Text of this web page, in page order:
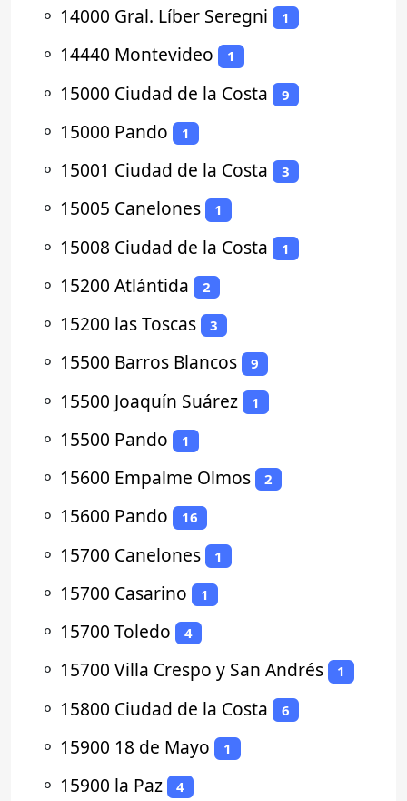
⚬ 14000 Gral. Líber Seregni 1
⚬ 14440 Montevideo 1
⚬ 15000 Ciudad de la Costa 9
⚬ 15000 Pando 1
⚬ 15001 Ciudad de la Costa 3
⚬ 15005 Canelones 1
⚬ 15008 Ciudad de la Costa 1
⚬ 15200 Atlántida 2
⚬ 15200 las Toscas 3
⚬ 15500 Barros Blancos 9
⚬ 15500 Joaquín Suárez 1
⚬ 15500 Pando 1
⚬ 15600 Empalme Olmos 2
⚬ 15600 Pando 16
⚬ 15700 Canelones 1
⚬ 15700 Casarino 1
⚬ 15700 Toledo 4
⚬ 15700 Villa Crespo y San Andrés 1
⚬ 15800 Ciudad de la Costa 6
⚬ 15900 18 de Mayo 1
⚬ 15900 la Paz 4